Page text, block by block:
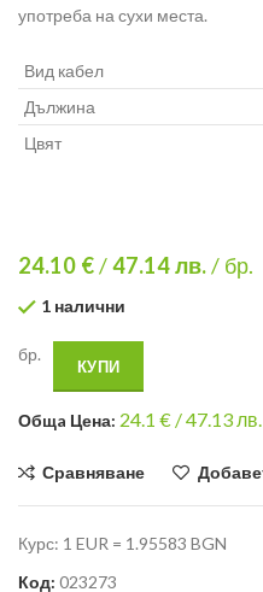
употреба на сухи места.
Вид кабел
Дължина
Цвят
24.10 €/47.14лв./ бр.
1 налични
бр.
КУПИ
Общa Цена: 24.1 € /47.13 лв.
Сравняване
Курс: 1 EUR = 1.95583 BGN
Код: 023273